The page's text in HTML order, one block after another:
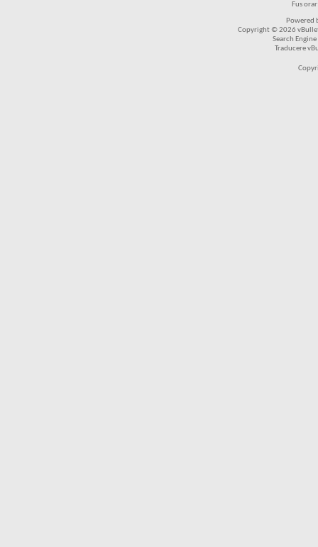
Fus
Powered
Copyright © 2026
Search
Traducere